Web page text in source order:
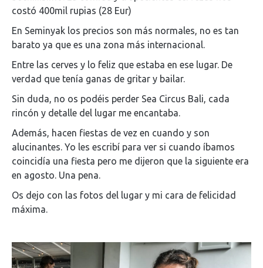
costó 400mil rupias (28 Eur)
En Seminyak los precios son más normales, no es tan
barato ya que es una zona más internacional.
Entre las cerves y lo feliz que estaba en ese lugar. De
verdad que tenía ganas de gritar y bailar.
Sin duda, no os podéis perder Sea Circus Bali, cada
rincón y detalle del lugar me encantaba.
Además, hacen fiestas de vez en cuando y son
alucinantes. Yo les escribí para ver si cuando íbamos
coincidía una fiesta pero me dijeron que la siguiente era
en agosto. Una pena.
Os dejo con las fotos del lugar y mi cara de felicidad
máxima.